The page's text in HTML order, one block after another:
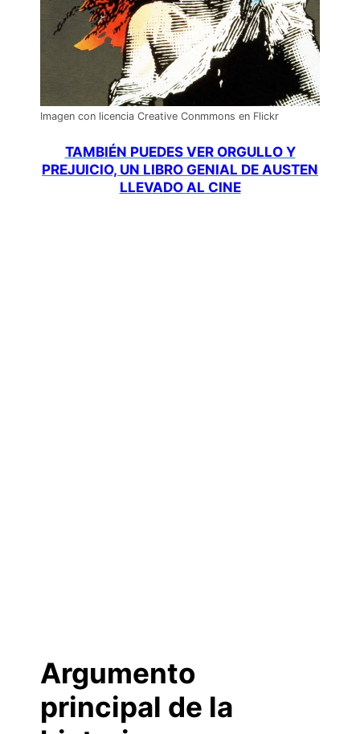
Imagen con licencia Creative Conmmons en Flickr
TAMBIÉN PUEDES VER ORGULLO Y
PREJUICIO, UN LIBRO GENIAL DE AUSTEN
LLEVADO AL CINE
Argumento
principal de la